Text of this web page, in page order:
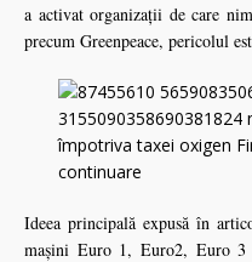
a activat organizaţii de care
precum Greenpeace, pericolul
Ideea principală expusă în
mașini Euro 1, Euro2, Euro 3